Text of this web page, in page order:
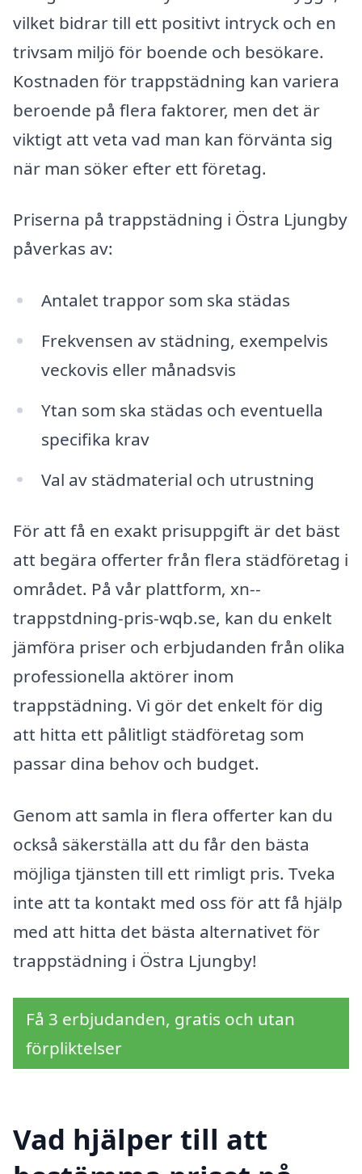
vilket bidrar till ett positivt intryck och en
trivsam miljö för boende och besökare.
Kostnaden för trappstädning kan variera
beroende på flera faktorer, men det är
viktigt att veta vad man kan förvänta sig
när man söker efter ett företag.
Priserna på trappstädning i Östra Ljungby
påverkas av:
Antalet trappor som ska städas
Frekvensen av städning, exempelvis
veckovis eller månadsvis
Ytan som ska städas och eventuella
specifika krav
Val av städmaterial och utrustning
För att få en exakt prisuppgift är det bäst
att begära offerter från flera städföretag i
området. På vår plattform, xn--
trappstdning-pris-wqb.se, kan du enkelt
jämföra priser och erbjudanden från olika
professionella aktörer inom
trappstädning. Vi gör det enkelt för dig
att hitta ett pålitligt städföretag som
passar dina behov och budget.
Genom att samla in flera offerter kan du
också säkerställa att du får den bästa
möjliga tjänsten till ett rimligt pris. Tveka
inte att ta kontakt med oss för att få hjälp
med att hitta det bästa alternativet för
trappstädning i Östra Ljungby!
Få 3 erbjudanden, gratis och utan
förpliktelser
Vad hjälper till att